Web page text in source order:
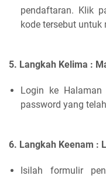
pendaftaran. Klik
kode tersebut
5. Langkah Kelima :
Login ke Halaman
password yang
6. Langkah Keenam :
Isilah formulir